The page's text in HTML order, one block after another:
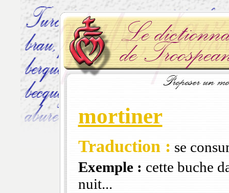
mortiner
Traduction : se
Exemple : cette buche
nuit...